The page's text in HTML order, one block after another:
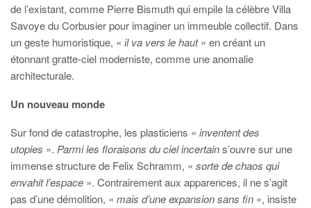
de l’existant, comme Pierre Bismuth qui empile la célèbre Villa
Savoye du Corbusier pour imaginer un immeuble collectif. Dans
un geste humoristique, « il va vers le haut» en créant un
étonnant gratte-ciel moderniste, comme une anomalie
architecturale.
Un nouveau monde
Sur fond de catastrophe, les plasticiens « inventent des
utopies ». Parmi les floraisons du ciel incertains’ouvre sur une
immense structure de Felix Schramm, « sorte de chaos qui
envahit l’espace ». Contrairement aux apparences, il ne s’agit
pas d’une démolition, « mais d’une expansion sans fin », insiste